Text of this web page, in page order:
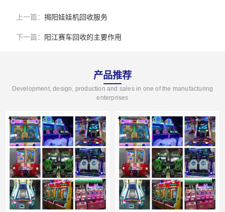
上一篇： 揭阳娃娃机回收服务
下一篇： 阳江赛车回收的主要作用
产品推荐
Development, design, production and sales in one of the manufacturing
enterprises